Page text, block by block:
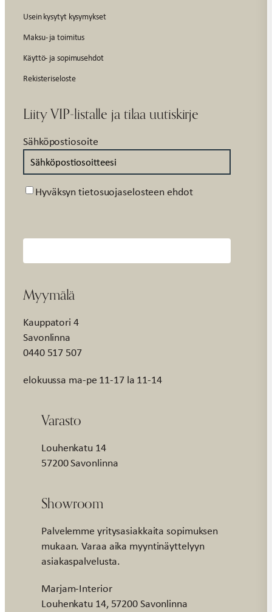
Usein kysytyt kysymykset
Maksu- ja toimitus
Käyttö- ja sopimusehdot
Rekisteriseloste
Liity VIP-listalle ja tilaa uutiskirje
Sähköpostiosoite
Suostumus
Hyväksyn tietosuojaselosteen ehdot
Myymälä
Kauppatori 4
Savonlinna
0440 517 507
elokuussa ma-pe 11-17 la 11-14
Varasto
Louhenkatu 14
57200 Savonlinna
Showroom
Palvelemme yritysasiakkaita sopimuksen
mukaan. Varaa aika myyntinäyttelyyn
asiakaspalvelusta.
Marjam-Interior
Louhenkatu 14, 57200 Savonlinna